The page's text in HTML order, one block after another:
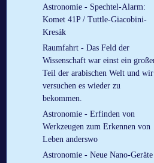
Astronomie - Spechtel-Alarm:
Komet 41P / Tuttle-Giacobini-
Kresák
Raumfahrt - Das Feld der
Wissenschaft war einst ein
Teil der arabischen Welt und wir
versuchen es wieder zu
bekommen.
Astronomie - Erfinden von
Werkzeugen zum Erkennen von
Leben anderswo
Astronomie - Neue Nano-Geräte